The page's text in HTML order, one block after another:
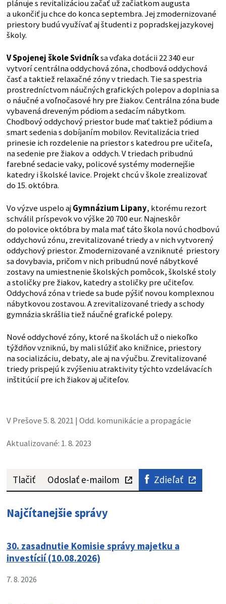
plánuje s revitalizáciou začať už začiatkom augusta
a ukončiť ju chce do konca septembra. Jej zmodernizované
priestory budú využívať aj študenti z popradskej jazykovej
školy.
V Spojenej škole Svidníksa vďaka dotácii 22 340 eur
vytvorí centrálna oddychová zóna, chodbová oddychová
časť a taktiež relaxačné zóny v triedach. Tie sa spestria
prostredníctvom náučných grafických polepov a doplnia sa
o náučné a voľnočasové hry pre žiakov. Centrálna zóna bude
vybavená dreveným pódiom a sedacím nábytkom.
Chodbový oddychový priestor bude mať taktiež pódium a
smart sedenia s dobíjaním mobilov. Revitalizácia tried
prinesie ich rozdelenie na priestor s katedrou pre učiteľa,
na sedenie pre žiakov a oddych. V triedach pribudnú
farebné sedacie vaky, policové systémy modernejšie
katedry i školské lavice. Projekt chcú v škole zrealizovať
do 15. októbra.
Vo výzve uspelo ajGymnázium Lipany, ktorému rezort
schválil príspevok vo výške 20 700 eur. Najneskôr
do polovice októbra by mala mať táto škola novú chodbovú
oddychovú zónu, zrevitalizované triedy a v nich vytvorený
oddychový priestor. Zmodernizované a vzniknuté priestory
sa dovybavia, pričom v nich pribudnú nové nábytkové
zostavy na umiestnenie školských pomôcok, školské stoly
a stoličky pre žiakov, katedry a stoličky pre učiteľov.
Oddychová zóna v triede sa bude pýšiť novou komplexnou
nábytkovou zostavou. A zrevitalizované triedy a schody
gymnázia skrášlia tiež náučné grafické polepy.
Nové oddychové zóny, ktoré na školách už o niekoľko
týždňov vzniknú, by mali slúžiť ako knižnice, priestory
na socializáciu, debaty, ale aj na výučbu. Zrevitalizované
triedy prispejú k zvýšeniu atraktivity týchto vzdelávacích
inštitúcií pre ich žiakov aj učiteľov.
V Prešove 5. 8. 2021 | Odd. komunikácie a propagácie
Aktualizované: 1. 8. 2023
Tlačiť Odoslať e-mailom Zdieľať
Najčítanejšie správy
30. zasadnutie Komisie správy majetku a
investícií (10.08.2026)
7. 8. 2026